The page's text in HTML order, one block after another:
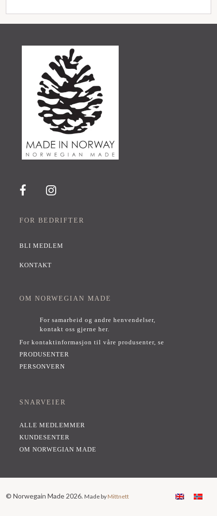
FOR BEDRIFTER
BLI MEDLEM
KONTAKT
OM NORWEGIAN MADE
For samarbeid og andre henvendelser,
kontakt oss gjerne her.
For kontaktinformasjon til våre produsenter, se
PRODUSENTER
PERSONVERN
SNARVEIER
ALLE MEDLEMMER
KUNDESENTER
OM NORWEGIAN MADE
© Norwegain Made 2026. Made byMittnett